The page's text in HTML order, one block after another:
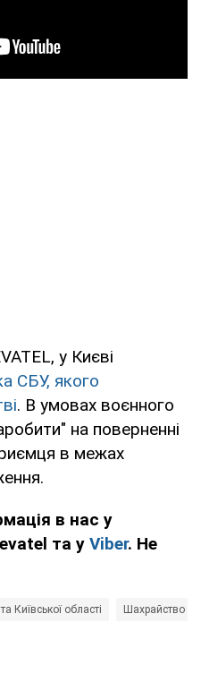
у Києві
СБУ, якого
. В умовах воєнного
на поверненні
в межах
в нас у
та у Viber. Не
Київської області Шахрайство